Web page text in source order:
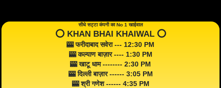
सीधे सट्टा कंपनी का No 1 खाईवाल
⭕️ KHAN BHAI KHAIWAL ⭕️
🎰 फरीदाबाद सवेरा --- 12:30 PM
🎰 कल्याण बाज़ार ---- 1:30 PM
🎰 खाटू धाम -------- 2:30 PM
🎰 दिल्ली बाज़ार ------ 3:05 PM
🎰 श्री गणेश ------ 4:35 PM